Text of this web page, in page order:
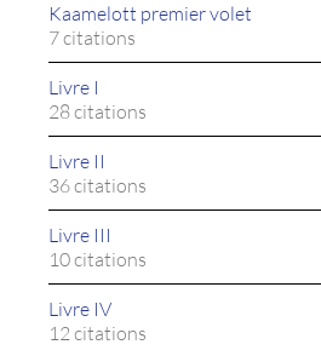
Kaamelott premier volet
7 citations
Livre I
28 citations
Livre II
36 citations
Livre III
10 citations
Livre IV
12 citations